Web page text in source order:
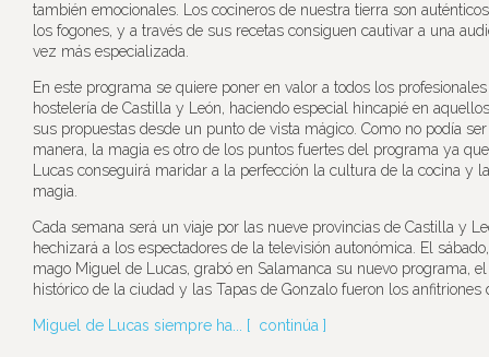
también emocionales. Los cocineros de nuestra tierra son
los fogones, y a través de sus recetas consiguen cautivar a una
vez más especializada.
En este programa se quiere poner en valor a todos los
hostelería de Castilla y León, haciendo especial hincapié en
sus propuestas desde un punto de vista mágico. Como no podía
manera, la magia es otro de los puntos fuertes del programa ya
Lucas conseguirá maridar a la perfección la cultura de la cocina y
magia.
Cada semana será un viaje por las nueve provincias de Castilla y
hechizará a los espectadores de la televisión autonómica. El
mago Miguel de Lucas, grabó en Salamanca su nuevo programa,
histórico de la ciudad y las Tapas de Gonzalo fueron los anfitriones
Miguel de Lucas siempre ha... [ continúa ]